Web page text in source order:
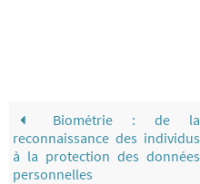
Biométrie : de la
reconnaissance des individus
à la protection des données
personnelles